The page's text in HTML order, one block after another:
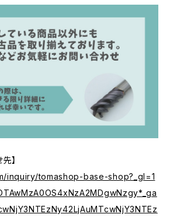
】
inquiry/tomashop-base-shop?_gl=1